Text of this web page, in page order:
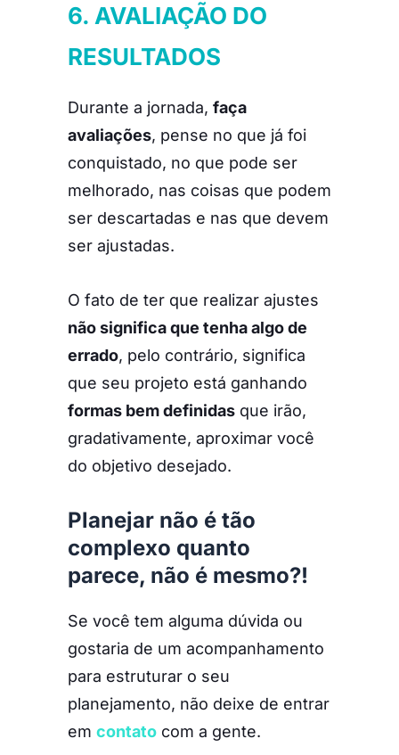
6. AVALIAÇÃO DO
RESULTADOS
Durante a jornada, faça
avaliações, pense no que já foi
conquistado, no que pode ser
melhorado, nas coisas que podem
ser descartadas e nas que devem
ser ajustadas.
O fato de ter que realizar ajustes
não significa que tenha algo de
errado, pelo contrário, significa
que seu projeto está ganhando
formas bem definidasque irão,
gradativamente, aproximar você
do objetivo desejado.
Planejar não é tão
complexo quanto
parece, não é mesmo?!
Se você tem alguma dúvida ou
gostaria de um acompanhamento
para estruturar o seu
planejamento, não deixe de entrar
em contatocom a gente.